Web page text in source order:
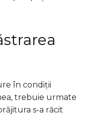
în condiții
trebuie urmate
s-a răcit